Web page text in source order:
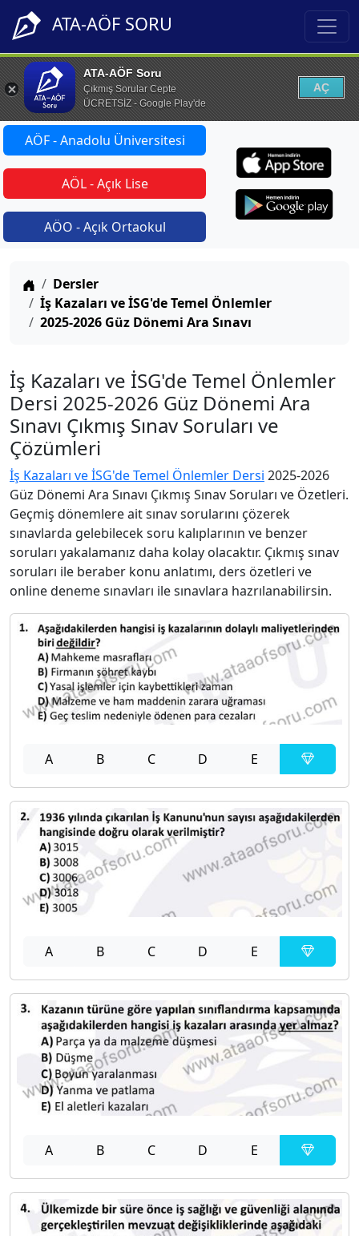
ATA-AÖF SORU
ATA-AÖF Soru
Çıkmış Sorular Cepte
ÜCRETSİZ - Google Play'de
AÇ
AÖF - Anadolu Üniversitesi
AÖL - Açık Lise
AÖO - Açık Ortaokul
Anasayfa
Dersler
İş Kazaları ve İSG'de Temel Önlemler
2025-2026 Güz Dönemi Ara Sınavı
İş Kazaları ve İSG'de Temel Önlemler
Dersi 2025-2026 Güz Dönemi Ara
Sınavı Çıkmış Sınav Soruları ve
Çözümleri
İş Kazaları ve İSG'de Temel Önlemler Dersi 2025-2026
Güz Dönemi Ara Sınavı Çıkmış Sınav Soruları ve Özetleri.
Geçmiş dönemlere ait sınav sorularını çözerek
sınavlarda gelebilecek soru kalıplarının ve benzer
soruları yakalamanız daha kolay olacaktır. Çıkmış sınav
soruları ile beraber konu anlatımı, ders özetleri ve
online deneme sınavları ile sınavlara hazrılanabilirsin.
A B C D E
A B C D E
A B C D E